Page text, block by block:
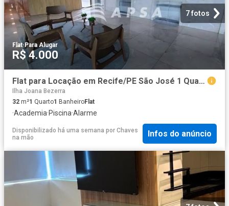
7 fotos
Flat·Para Alugar
R$ 4.000
Flat para Locação em Recife/PE São José 1 Quartos
Ilha Joana Bezerra
32 m²1 Quarto1 BanheiroFlat
·Academia·Piscina·Alarme
Disponibilizado há uma semana por Chaves
na mão
Infos do anúncio